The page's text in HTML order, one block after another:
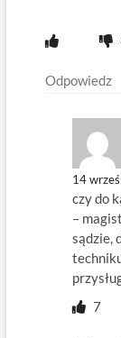
Odpowiedz
14
czy do
–
sądzie,
7